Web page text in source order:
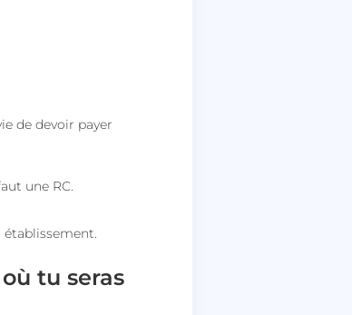
de devoir payer
une RC.
établissement.
tu seras